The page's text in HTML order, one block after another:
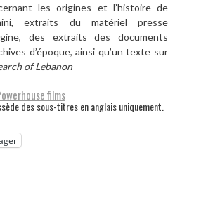
les origines et l’histoire de
extraits du matériel presse
des extraits des documents
d’époque, ainsi qu’un texte sur
of Lebanon
films
des sous-titres en anglais uniquement.